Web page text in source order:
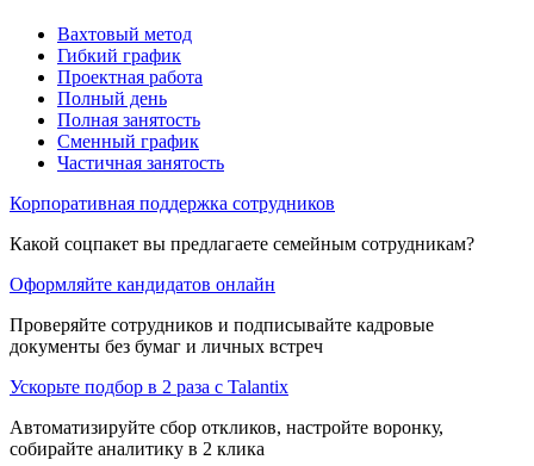
Вахтовый метод
Гибкий график
Проектная работа
Полный день
Полная занятость
Сменный график
Частичная занятость
Корпоративная поддержка сотрудников
Какой соцпакет вы предлагаете семейным сотрудникам?
Оформляйте кандидатов онлайн
Проверяйте сотрудников и подписывайте кадровые
документы без бумаг и личных встреч
Ускорьте подбор в 2 раза с Talantix
Автоматизируйте сбор откликов, настройте воронку,
собирайте аналитику в 2 клика